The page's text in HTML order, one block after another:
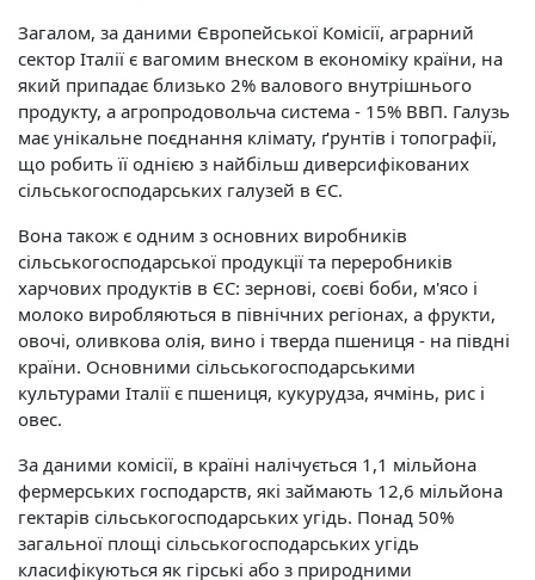
Загалом, за даними Європейської Комісії, аграрний
сектор Італії є вагомим внеском в економіку країни, на
який припадає близько 2% валового внутрішнього
продукту, а агропродовольча система - 15% ВВП. Галузь
має унікальне поєднання клімату, ґрунтів і топографії,
що робить її однією з найбільш диверсифікованих
сільськогосподарських галузей в ЄС.
Вона також є одним з основних виробників
сільськогосподарської продукції та переробників
харчових продуктів в ЄС: зернові, соєві боби, м'ясо і
молоко виробляються в північних регіонах, а фрукти,
овочі, оливкова олія, вино і тверда пшениця - на півдні
країни. Основними сільськогосподарськими
культурами Італії є пшениця, кукурудза, ячмінь, рис і
овес.
За даними комісії, в країні налічується 1,1 мільйона
фермерських господарств, які займають 12,6 мільйона
гектарів сільськогосподарських угідь. Понад 50%
загальної площі сільськогосподарських угідь
класифікуються як гірські або з природними